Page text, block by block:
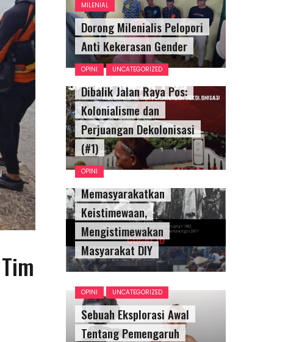
MILENIAL
Dorong Milenialis Pelopori
Anti Kekerasan Gender
OPINI UNCATEGORIZED
Dibalik Jalan Raya Pos:
Kolonialisme dan
Perjuangan Dekolonisasi
(#1)
OPINI
Memasyarakatkan
Keistimewaan,
Mengistimewakan
Masyarakat DIY
OPINI UNCATEGORIZED
Sebuah Eksplorasi Awal
Tentang Pemengaruh